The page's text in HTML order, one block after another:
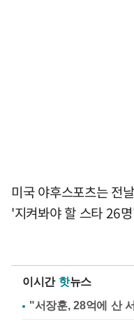
미국 야후스포츠는 전
'지켜봐야 할 스타 26
이시간 핫뉴스
"서장훈, 28억에 산